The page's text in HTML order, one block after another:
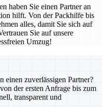
haben Sie einen Partner an
hilft. Von der Packhilfe bis
alles, damit Sie sich auf
Sie auf unsere
Umzug!
einen zuverlässigen Partner?
der ersten Anfrage bis zum
transparent und